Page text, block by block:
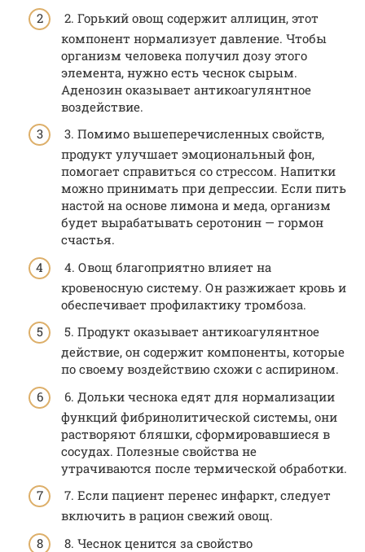
2. Горький овощ содержит аллицин, этот
компонент нормализует давление. Чтобы
организм человека получил дозу этого
элемента, нужно есть чеснок сырым.
Аденозин оказывает антикоагулянтное
воздействие.
3. Помимо вышеперечисленных свойств,
продукт улучшает эмоциональный фон,
помогает справиться со стрессом. Напитки
можно принимать при депрессии. Если пить
настой на основе лимона и меда, организм
будет вырабатывать серотонин — гормон
счастья.
4. Овощ благоприятно влияет на
кровеносную систему. Он разжижает кровь и
обеспечивает профилактику тромбоза.
5. Продукт оказывает антикоагулянтное
действие, он содержит компоненты, которые
по своему воздействию схожи с аспирином.
6. Дольки чеснока едят для нормализации
функций фибринолитической системы, они
растворяют бляшки, сформировавшиеся в
сосудах. Полезные свойства не
утрачиваются после термической обработки.
7. Если пациент перенес инфаркт, следует
включить в рацион свежий овощ.
8. Чеснок ценится за свойство